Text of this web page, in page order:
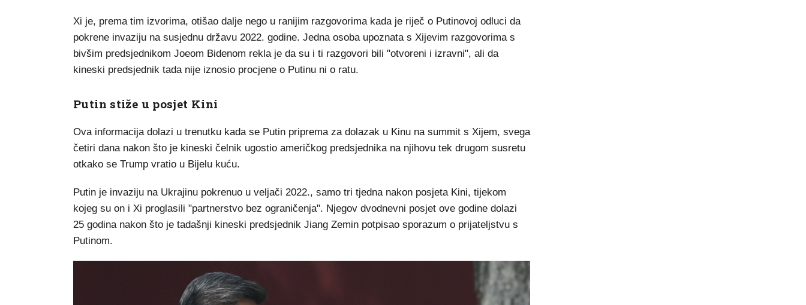
Xi je, prema tim izvorima, otišao dalje nego u ranijim razgovorima kada je riječ o Putinovoj odluci da
pokrene invaziju na susjednu državu 2022. godine. Jedna osoba upoznata s Xijevim razgovorima s
bivšim predsjednikom Joeom Bidenom rekla je da su i ti razgovori bili "otvoreni i izravni", ali da
kineski predsjednik tada nije iznosio procjene o Putinu ni o ratu.
Putin stiže u posjet Kini
Ova informacija dolazi u trenutku kada se Putin priprema za dolazak u Kinu na summit s Xijem, svega
četiri dana nakon što je kineski čelnik ugostio američkog predsjednika na njihovu tek drugom susretu
otkako se Trump vratio u Bijelu kuću.
Putin je invaziju na Ukrajinu pokrenuo u veljači 2022., samo tri tjedna nakon posjeta Kini, tijekom
kojeg su on i Xi proglasili "partnerstvo bez ograničenja". Njegov dvodnevni posjet ove godine dolazi
25 godina nakon što je tadašnji kineski predsjednik Jiang Zemin potpisao sporazum o prijateljstvu s
Putinom.